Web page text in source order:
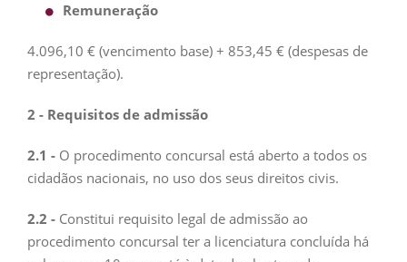
Remuneração
4.096,10 € (vencimento base) + 853,45 € (despesas de
representação).
2 - Requisitos de admissão
2.1 - O procedimento concursal está aberto a todos os
cidadãos nacionais, no uso dos seus direitos civis.
2.2 - Constitui requisito legal de admissão ao
procedimento concursal ter a licenciatura concluída há